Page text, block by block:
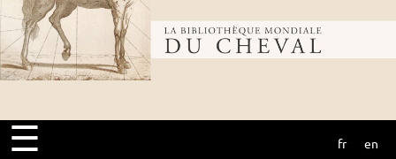
Bibliothèque
mondiale du
☰ fr en
Gisèle, 1995
taught on a new
plan —
1827 / HINDS
John, 1827
Groom’s oracle,
and pocket
stable-